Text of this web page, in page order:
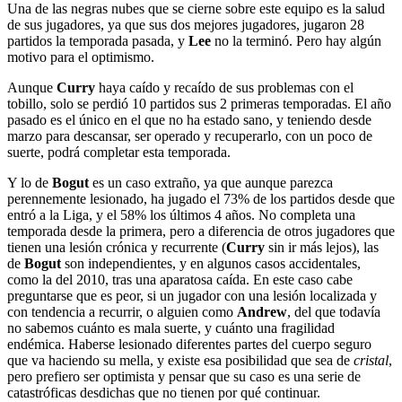
Una de las negras nubes que se cierne sobre este equipo es la salud
de sus jugadores, ya que sus dos mejores jugadores, jugaron 28
partidos la temporada pasada, y Lee no la terminó. Pero hay algún
motivo para el optimismo.
Aunque Curry haya caído y recaído de sus problemas con el
tobillo, solo se perdió 10 partidos sus 2 primeras temporadas. El año
pasado es el único en el que no ha estado sano, y teniendo desde
marzo para descansar, ser operado y recuperarlo, con un poco de
suerte, podrá completar esta temporada.
Y lo de Bogut es un caso extraño, ya que aunque parezca
perennemente lesionado, ha jugado el 73% de los partidos desde que
entró a la Liga, y el 58% los últimos 4 años. No completa una
temporada desde la primera, pero a diferencia de otros jugadores que
tienen una lesión crónica y recurrente (Curry sin ir más lejos), las
de Bogut son independientes, y en algunos casos accidentales,
como la del 2010, tras una aparatosa caída. En este caso cabe
preguntarse que es peor, si un jugador con una lesión localizada y
con tendencia a recurrir, o alguien como Andrew, del que todavía
no sabemos cuánto es mala suerte, y cuánto una fragilidad
endémica. Haberse lesionado diferentes partes del cuerpo seguro
que va haciendo su mella, y existe esa posibilidad que sea de cristal,
pero prefiero ser optimista y pensar que su caso es una serie de
catastróficas desdichas que no tienen por qué continuar.